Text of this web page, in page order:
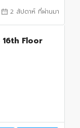
2 สัปดาห์ ที่ผ่านมา
Floor